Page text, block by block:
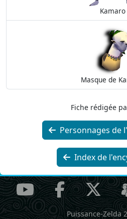
Kamaro
Masque de
Fiche rédigée
Personnages de
Index de
Puissance-Zelda